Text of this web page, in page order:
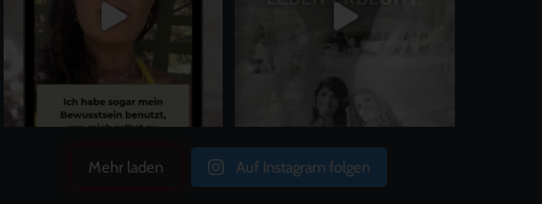
Mehr laden Auf Instagram folgen